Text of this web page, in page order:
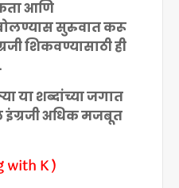
आणि
बोलण्यास सुरुवात करू
शिकवण्यासाठी ही
या शब्दांच्या जगात
अधिक मजबूत
with K )